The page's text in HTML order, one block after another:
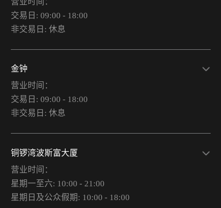
交易日: 09:00 - 18:00
非交易日: 休息
金钟
营业时间：
交易日: 09:00 - 18:00
非交易日: 休息
铜锣湾波斯富大厦
营业时间：
星期一至六: 10:00 - 21:00
星期日及公众假期: 10:00 - 18:00